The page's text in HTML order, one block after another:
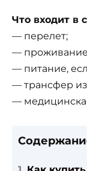
Что входит в
— перелет;
— проживание
— питание,
— трансфер из
—